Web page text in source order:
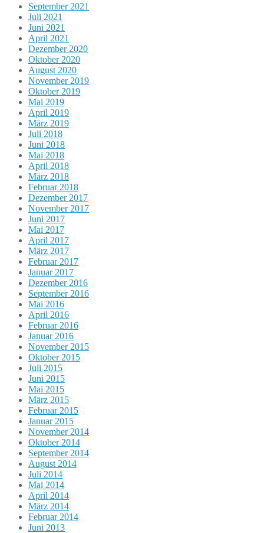
September 2021
Juli 2021
Juni 2021
April 2021
Dezember 2020
Oktober 2020
August 2020
November 2019
Oktober 2019
Mai 2019
April 2019
März 2019
Juli 2018
Juni 2018
Mai 2018
April 2018
März 2018
Februar 2018
Dezember 2017
November 2017
Juni 2017
Mai 2017
April 2017
März 2017
Februar 2017
Januar 2017
Dezember 2016
September 2016
Mai 2016
April 2016
Februar 2016
Januar 2016
November 2015
Oktober 2015
Juli 2015
Juni 2015
Mai 2015
März 2015
Februar 2015
Januar 2015
November 2014
Oktober 2014
September 2014
August 2014
Juli 2014
Mai 2014
April 2014
März 2014
Februar 2014
Juni 2013